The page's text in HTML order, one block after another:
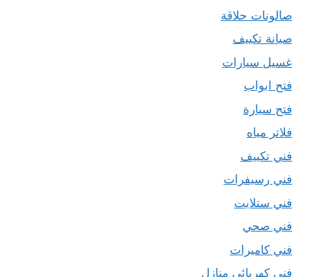
صالونات حلاقة
صيانة تكييف
غسيل سيارات
فتح ابواب
فتح سيارة
فلاتر مياه
فني تكييف
فني رسيفرات
فني ستلايت
فني صحي
فني كاميرات
فني كهربائي منازل